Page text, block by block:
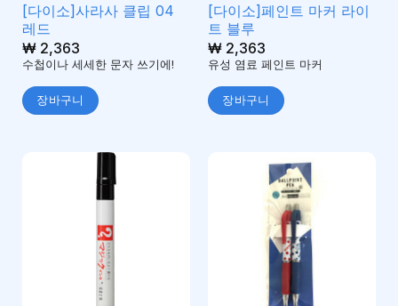
[다이소]사라사 클립 04
레드
₩2,363
수첩이나 세세한 문자 쓰기에!
장바구니
[다이소]페인트 마커 라이
트 블루
₩2,363
유성 염료 페인트 마커
장바구니